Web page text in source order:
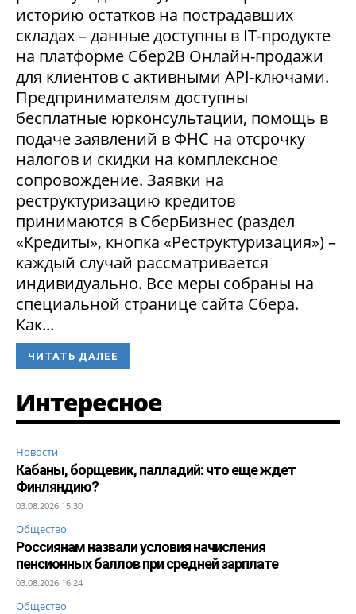
историю остатков на пострадавших
складах – данные доступны в IT-продукте
на платформе Сбер2В Онлайн-продажи
для клиентов с активными API-ключами.
Предпринимателям доступны
бесплатные юрконсультации, помощь в
подаче заявлений в ФНС на отсрочку
налогов и скидки на комплексное
сопровождение. Заявки на
реструктуризацию кредитов
принимаются в СберБизнес (раздел
«Кредиты», кнопка «Реструктуризация») –
каждый случай рассматривается
индивидуально. Все меры собраны на
специальной странице сайта Сбера.
Как...
ЧИТАТЬ ДАЛЕЕ
Интересное
Новости
Кабаны, борщевик, палладий: что еще ждет
Финляндию?
03.08.2026 15:30
Общество
Россиянам назвали условия начисления
пенсионных баллов при средней зарплате
03.08.2026 16:24
Общество